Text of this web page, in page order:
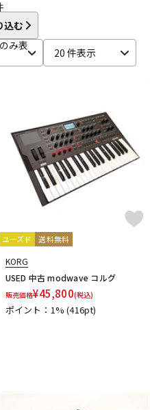
レコーディング機器
楽器アクセサリ
ヴィンテージ
込む
み表
20 件表示
ユーズド 送料無料
KORG
USED 中古 modwave コルグ
販売価格¥45,800(税込)
ポイント：1%(416pt)